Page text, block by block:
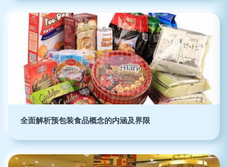
全面解析预包装食品概念的内涵及界限